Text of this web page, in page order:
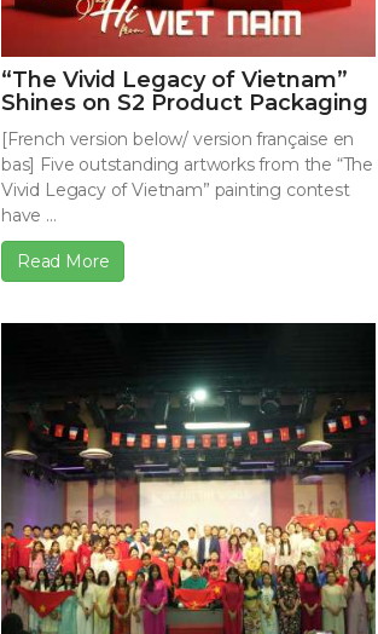
“The Vivid Legacy of Vietnam”
Shines on S2 Product Packaging
[French version below/ version française en
bas] Five outstanding artworks from the “The
Vivid Legacy of Vietnam” painting contest
have ...
Read More